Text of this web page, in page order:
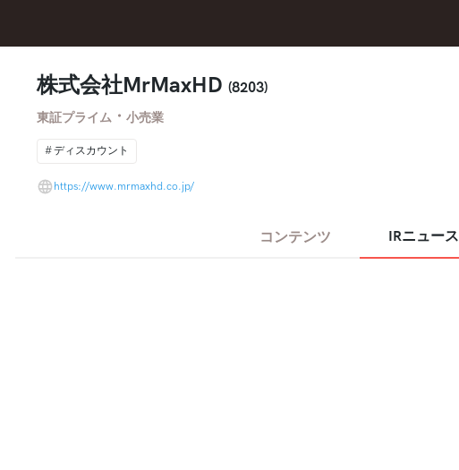
株式会社MrMaxHD (8203)
東証プライム ・ 小売業
ディスカウント
https://www.mrmaxhd.co.jp/
コンテンツ IRニュース